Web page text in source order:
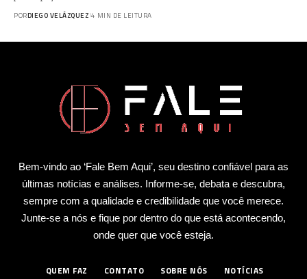
PORDIEGO VELÁZQUEZ 4 MIN DE LEITURA
Bem-vindo ao ‘Fale Bem Aqui’, seu destino confiável para as
últimas notícias e análises. Informe-se, debata e descubra,
sempre com a qualidade e credibilidade que você merece.
Junte-se a nós e fique por dentro do que está acontecendo,
onde quer que você esteja.
QUEM FAZ CONTATO SOBRE NÓS NOTÍCIAS